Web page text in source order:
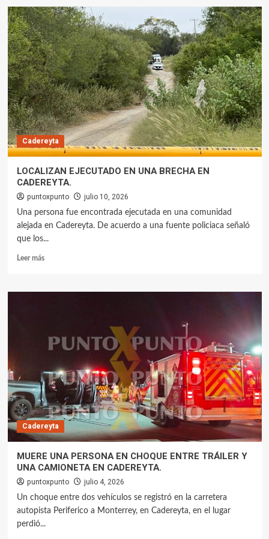
Cadereyta
LOCALIZAN EJECUTADO EN UNA BRECHA EN
CADEREYTA.
puntoxpunto julio 10, 2026
Una persona fue encontrada ejecutada en una comunidad
alejada en Cadereyta. De acuerdo a una fuente policiaca señaló
que los...
Leer más
Cadereyta
MUERE UNA PERSONA EN CHOQUE ENTRE TRÁILER Y
UNA CAMIONETA EN CADEREYTA.
puntoxpunto julio 4, 2026
Un choque entre dos vehículos se registró en la carretera
autopista Periferico a Monterrey, en Cadereyta, en el lugar
perdió...